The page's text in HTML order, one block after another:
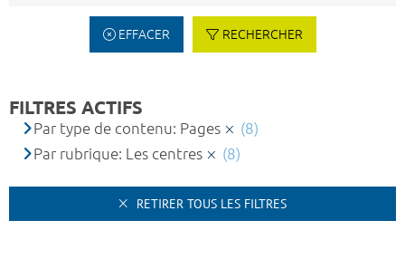
EFFACER RECHERCHER
FILTRES ACTIFS
Par type de contenu: Pages
(8)
Par rubrique: Les centres
(8)
RETIRER TOUS LES FILTRES